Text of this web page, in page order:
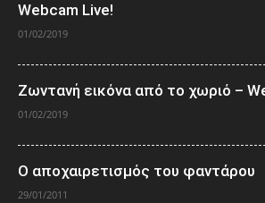
Webcam Live!
01/02/2019
Ζωντανή εικόνα από το χωριό –
01/02/2019
Ο αποχαιρετισμός του φαντάρου
29/01/2011